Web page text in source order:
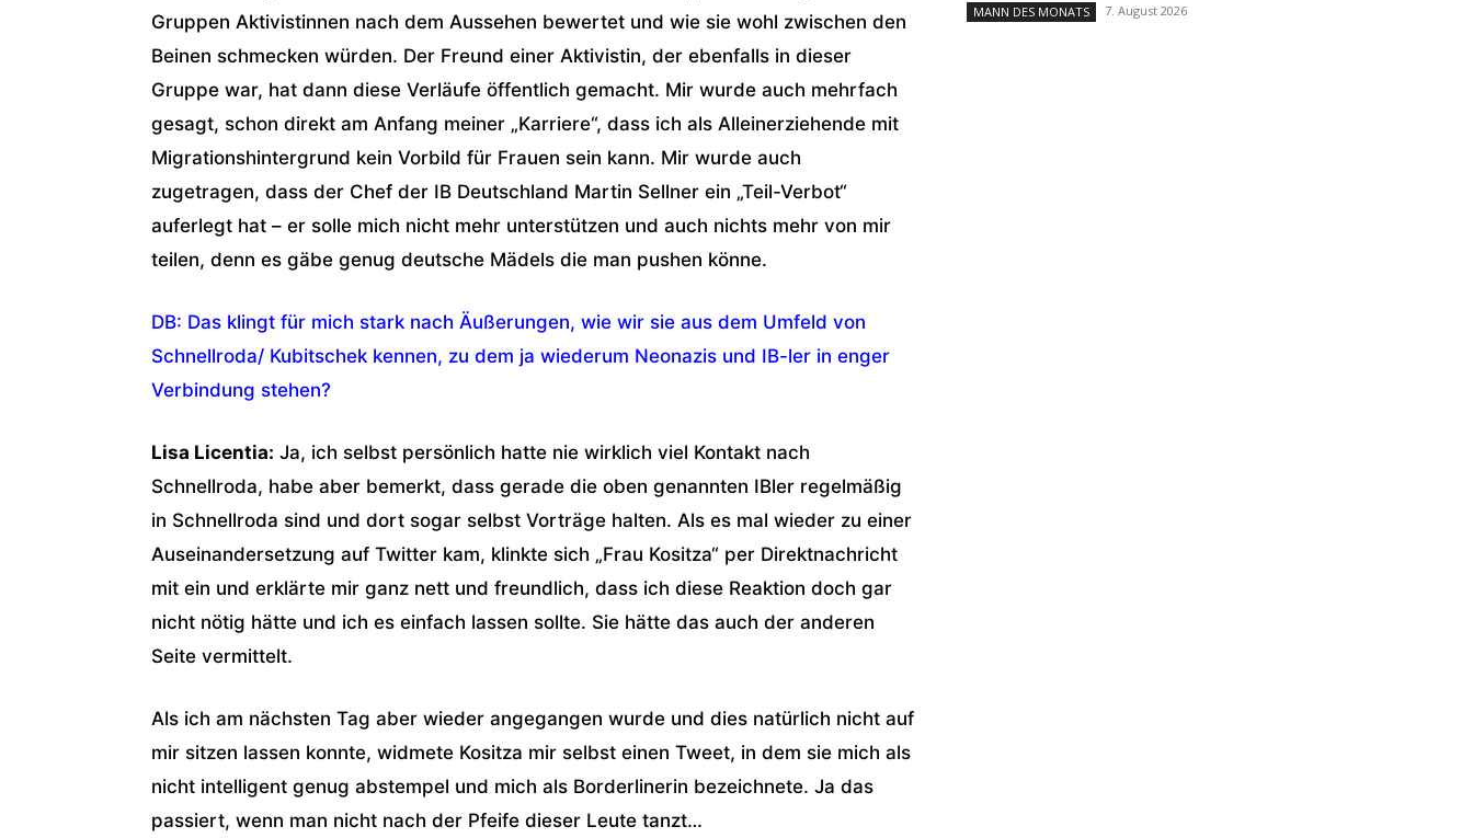
Gruppen Aktivistinnen nach dem Aussehen bewertet und wie sie wohl zwischen den
Beinen schmecken würden. Der Freund einer Aktivistin, der ebenfalls in dieser
Gruppe war, hat dann diese Verläufe öffentlich gemacht. Mir wurde auch mehrfach
gesagt, schon direkt am Anfang meiner „Karriere“, dass ich als Alleinerziehende mit
Migrationshintergrund kein Vorbild für Frauen sein kann. Mir wurde auch
zugetragen, dass der Chef der IB Deutschland Martin Sellner ein „Teil-Verbot“
auferlegt hat – er solle mich nicht mehr unterstützen und auch nichts mehr von mir
teilen, denn es gäbe genug deutsche Mädels die man pushen könne.
DB: Das klingt für mich stark nach Äußerungen, wie wir sie aus dem Umfeld von
Schnellroda/ Kubitschek kennen, zu dem ja wiederum Neonazis und IB-ler in enger
Verbindung stehen?
Lisa Licentia: Ja, ich selbst persönlich hatte nie wirklich viel Kontakt nach
Schnellroda, habe aber bemerkt, dass gerade die oben genannten IBler regelmäßig
in Schnellroda sind und dort sogar selbst Vorträge halten. Als es mal wieder zu einer
Auseinandersetzung auf Twitter kam, klinkte sich „Frau Kositza“ per Direktnachricht
mit ein und erklärte mir ganz nett und freundlich, dass ich diese Reaktion doch gar
nicht nötig hätte und ich es einfach lassen sollte. Sie hätte das auch der anderen
Seite vermittelt.
Als ich am nächsten Tag aber wieder angegangen wurde und dies natürlich nicht auf
mir sitzen lassen konnte, widmete Kositza mir selbst einen Tweet, in dem sie mich als
nicht intelligent genug abstempel und mich als Borderlinerin bezeichnete. Ja das
passiert, wenn man nicht nach der Pfeife dieser Leute tanzt…
MANN DES MONATS 7. August 2026